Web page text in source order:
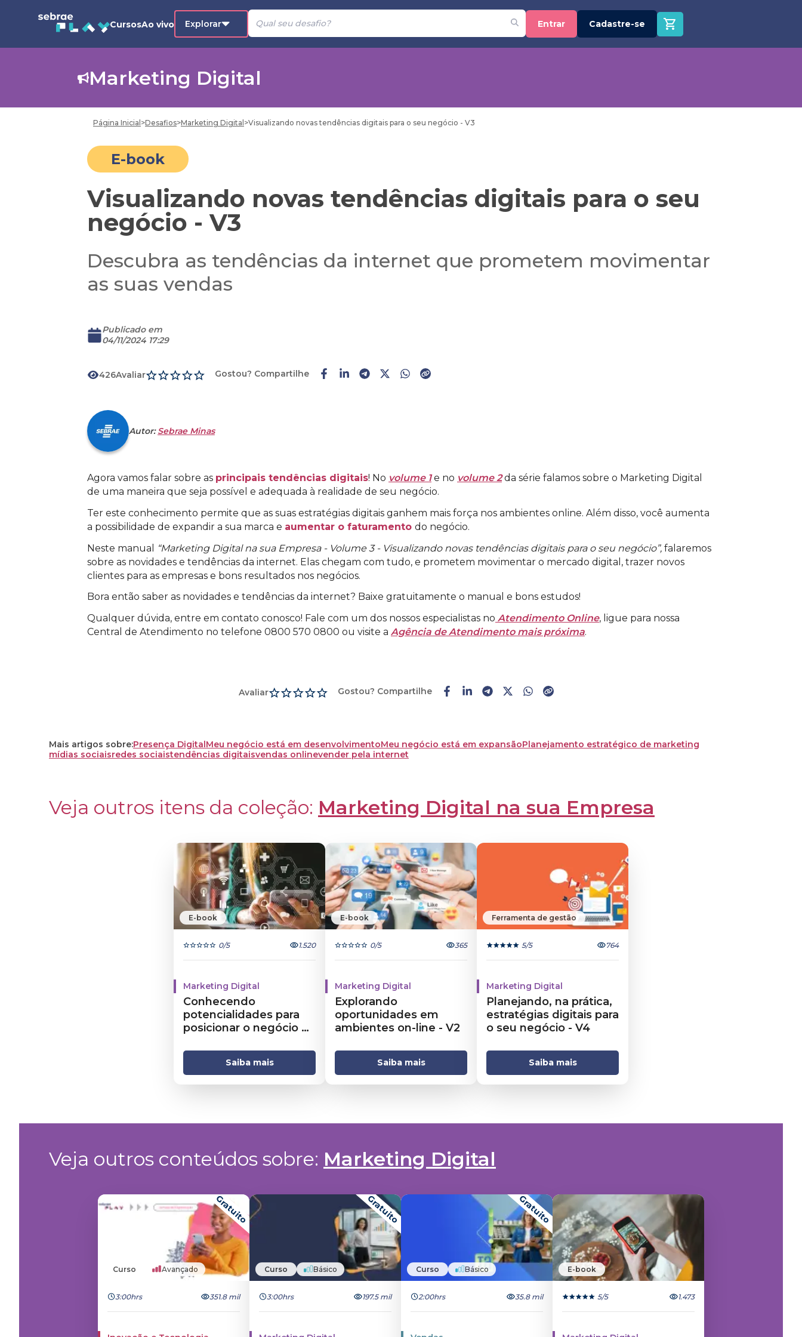
CursosAo vivo Explorar Entrar Cadastre-se
Marketing Digital
Página Inicial >Desafios>Marketing Digital >Visualizando novas tendências digitais para o seu negócio - V3
E-book
Visualizando novas tendências digitais para o seu
negócio - V3
Descubra as tendências da internet que prometem movimentar
as suas vendas
Publicado em
04/11/2024 17:29
426Avaliar Gostou? Compartilhe
Autor:Sebrae Minas
Agora vamos falar sobre as principais tendências digitais! No volume 1e no volume 2da série falamos sobre o Marketing Digital
de uma maneira que seja possível e adequada à realidade de seu negócio.
Ter este conhecimento permite que as suas estratégias digitais ganhem mais força nos ambientes online. Além disso, você aumenta
a possibilidade de expandir a sua marca e aumentar o faturamento do negócio.
Neste manual
“Marketing Digital na sua Empresa - Volume 3 - Visualizando novas tendências digitais para o seu negócio”, falaremos
sobre as novidades e tendências da internet. Elas chegam com tudo, e prometem movimentar o mercado digital, trazer novos
clientes para as empresas e bons resultados nos negócios.
Bora então saber as novidades e tendências da internet? Baixe gratuitamente o manual e bons estudos!
Qualquer dúvida, entre em contato conosco! Fale com um dos nossos especialistas no Atendimento Online, ligue para nossa
Central de Atendimento no telefone 0800 570 0800 ou visite a Agência de Atendimento mais próxima.
Avaliar Gostou? Compartilhe
Mais artigos sobre:Presença DigitalMeu negócio está em desenvolvimentoMeu negócio está em expansãoPlanejamento estratégico de marketing
mídias sociaisredes sociaistendências digitaisvendas onlinevender pela internet
Veja outros itens da coleção: Marketing Digital na sua Empresa
E-book
0/5 1.520
Marketing Digital
Conhecendo
potencialidades para
posicionar o negócio na
Saiba mais
E-book
0/5 365
Marketing Digital
Explorando
oportunidades em
ambientes on-line - V2
Saiba mais
Ferramenta de gestão
5/5 764
Marketing Digital
Planejando, na prática,
estratégias digitais para
o seu negócio - V4
Saiba mais
Veja outros conteúdos sobre: Marketing Digital
Gratuito
Curso Avançado
3:00hrs 351.8 mil
Gratuito
Curso Básico
3:00hrs 197.5 mil
Gratuito
Curso Básico
2:00hrs 35.8 mil
E-book
5/5 1.473